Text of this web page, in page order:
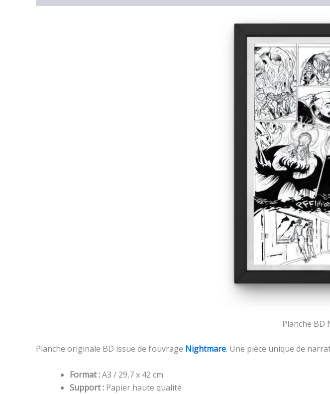
Planche BD
Planche originale BD issue de l’ouvrage Nightmare. Une pièce unique de
Format :A3 / 29,7 x 42 cm
Support : Papier haute qualité